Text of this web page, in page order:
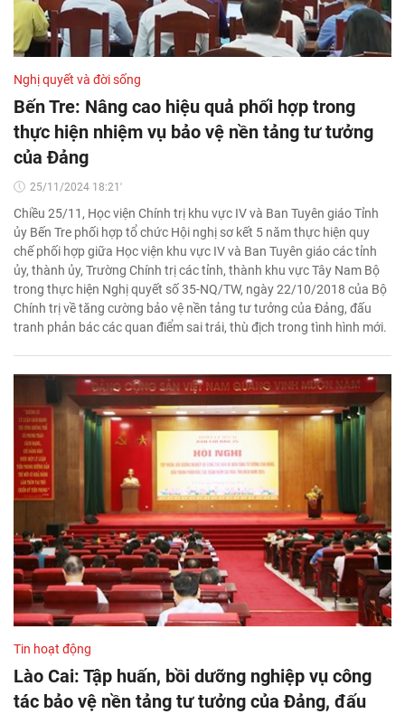
Nghị quyết và đời sống
Bến Tre: Nâng cao hiệu quả phối hợp trong
thực hiện nhiệm vụ bảo vệ nền tảng tư tưởng
của Đảng
25/11/2024 18:21'
Chiều 25/11, Học viện Chính trị khu vực IV và Ban Tuyên giáo Tỉnh
ủy Bến Tre phối hợp tổ chức Hội nghị sơ kết 5 năm thực hiện quy
chế phối hợp giữa Học viện khu vực IV và Ban Tuyên giáo các tỉnh
ủy, thành ủy, Trường Chính trị các tỉnh, thành khu vực Tây Nam Bộ
trong thực hiện Nghị quyết số 35-NQ/TW, ngày 22/10/2018 của Bộ
Chính trị về tăng cường bảo vệ nền tảng tư tưởng của Đảng, đấu
tranh phản bác các quan điểm sai trái, thù địch trong tình hình mới.
Tin hoạt động
Lào Cai: Tập huấn, bồi dưỡng nghiệp vụ công
tác bảo vệ nền tảng tư tưởng của Đảng, đấu